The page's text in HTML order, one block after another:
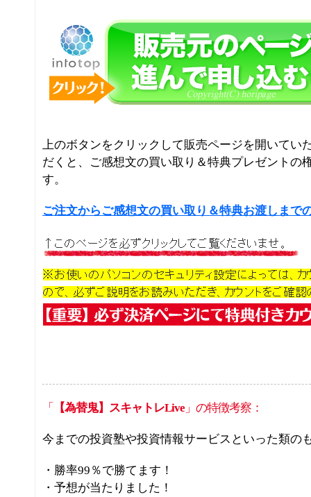
上のボタンをクリックして販売ページを開いてい
だくと、ご感想文の買い取り＆特典プレゼントの
す。
ご注文からご感想文の買い取り＆特典お渡しまで
「 【為替鬼】スキャトレLive 」の特徴考察：
今までの投資塾や投資情報サービスといった類の
・勝率99％で勝てます！
・予想が当たりました！